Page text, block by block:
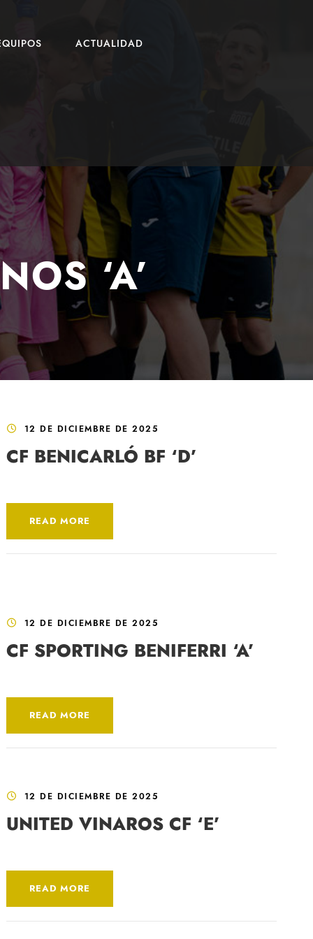
ACTUALIDAD
‘A’
12 DE DICIEMBRE DE 2025
CF BENICARLÓ BF ‘D’
READ MORE
12 DE DICIEMBRE DE 2025
CF SPORTING BENIFERRI ‘A’
READ MORE
12 DE DICIEMBRE DE 2025
UNITED VINAROS CF ‘E’
READ MORE